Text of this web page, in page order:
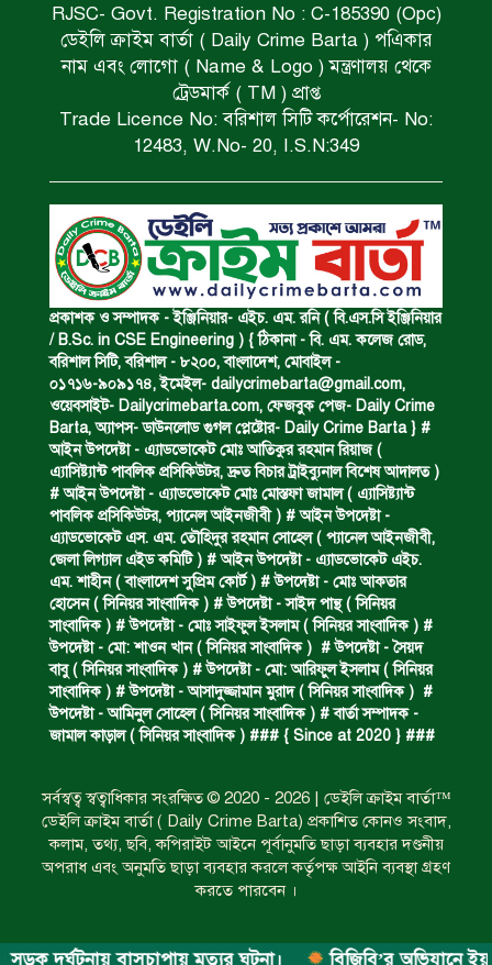
দুর্ঘটনায় বাসচাপায় মৃত্যুর ঘটনা। বিজিবি’র অভিযানে ইয়াবা
সড়ক দুর্ঘটনায় বাসচাপায় মৃত্যুর ঘটনা।
বিজিবি’র অভিযানে ইয়াবা জব্দ।
অপহৃত রোহিঙ্গা উদ্ধার।
পানিতে ডুবে এক ছাত্রের মৃত্যু।
ঝুলন্ত মরদেহ উদ্ধার।
অবৈধ ঘের নির্মাণে আটক।
একজন সড়ক দুর্ঘটনায় নিহত ও দুইজন আহত।
ডাকাত দলের সদস্য গ্রেফতার।
ঝুলন্ত মরদেহ উদ্ধার।
প্রধান আসামির মৃত্যুদণ্ড।
RJSC- Govt. Registration No : C-185390 (Opc)
ডেইলি ক্রাইম বার্তা ( Daily Crime Barta ) পএিকার
নাম এবং লোগো ( Name & Logo ) মন্ত্রণালয় থেকে
ট্রেডমার্ক ( TM ) প্রাপ্ত
Trade Licence No: বরিশাল সিটি কর্পোরেশন- No:
12483, W.No- 20, I.S.N:349
প্রকাশক ও সম্পাদক - ইঞ্জিনিয়ার- এইচ. এম. রনি ( বি.এস.সি ইঞ্জিনিয়ার
/ B.Sc. in CSE Engineering ) { ঠিকানা - বি. এম. কলেজ রোড,
বরিশাল সিটি, বরিশাল - ৮২০০, বাংলাদেশ, মোবাইল -
০১৭১৬-৯০৯১৭৪, ইমেইল- dailycrimebarta@gmail.com,
ওয়েবসাইট- Dailycrimebarta.com, ফেজবুক পেজ- Daily Crime
Barta, অ‍্যাপস- ডাউনলোড গুগল প্লেষ্টোর- Daily Crime Barta } #
আইন উপদেষ্টা - এ্যাডভোকেট মোঃ আতিকুর রহমান রিয়াজ (
এ‍্যাসিষ্ট‍্যান্ট পাবলিক প্রসিকিউটর, দ্রুত বিচার ট্রাইব্যুনাল বিশেষ আদালত )
# আইন উপদেষ্টা - এ্যাডভোকেট মোঃ মোস্তফা জামাল ( এ‍্যাসিষ্ট‍্যান্ট
পাবলিক প্রসিকিউটর, প‍্যানেল আইনজীবী ) # আইন উপদেষ্টা -
এ্যাডভোকেট এস. এম. তৌহিদুর রহমান সোহেল ( প‍্যানেল আইনজীবী,
জেলা লিগ্যাল এইড কমিটি ) # আইন উপদেষ্টা - এ্যাডভোকেট এইচ.
এম. শাহীন ( বাংলাদেশ সুপ্রিম কোর্ট ) # উপদেষ্টা - মোঃ আকতার
হোসেন ( সিনিয়র সাংবাদিক ) # উপদেষ্টা - সাইদ পান্থ ( সিনিয়র
সাংবাদিক ) # উপদেষ্টা - মোঃ সাইফুল ইসলাম ( সিনিয়র সাংবাদিক ) #
উপদেষ্টা - মো: শাওন খান ( সিনিয়র সাংবাদিক ) # উপদেষ্টা - সৈয়দ
বাবু ( সিনিয়র সাংবাদিক ) # উপদেষ্টা - মো: আরিফুল ইসলাম ( সিনিয়র
সাংবাদিক ) # উপদেষ্টা - আসাদুজ্জামান মুরাদ ( সিনিয়র সাংবাদিক ) #
উপদেষ্টা - আমিনুল সোহেল ( সিনিয়র সাংবাদিক ) # বার্তা সম্পাদক -
জামাল কাড়াল ( সিনিয়র সাংবাদিক ) ### { Since at 2020 } ###
সর্বস্বত্ব স্বত্বাধিকার সংরক্ষিত © 2020 - 2026 | ডেইলি ক্রাইম বার্তা™
ডেইলি ক্রাইম বার্তা ( Daily Crime Barta) প্রকাশিত কোনও সংবাদ,
কলাম, তথ্য, ছবি, কপিরাইট আইনে পূর্বানুমতি ছাড়া ব্যবহার দণ্ডনীয়
অপরাধ এবং অনুমতি ছাড়া ব্যবহার করলে কর্তৃপক্ষ আইনি ব্যবস্থা গ্রহণ
করতে পারবেন ।